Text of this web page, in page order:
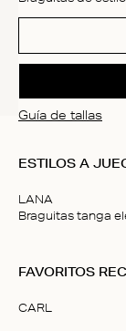
Guía de tallas
ESTILOS A
LANA
of
FAVORITOS
CARL